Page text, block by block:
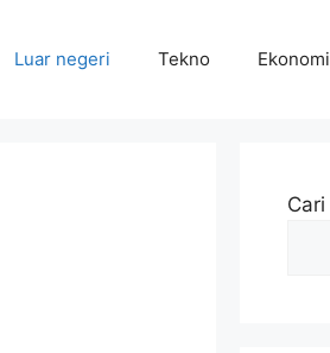
Luar negeri Tekno Ekonomi
Cari